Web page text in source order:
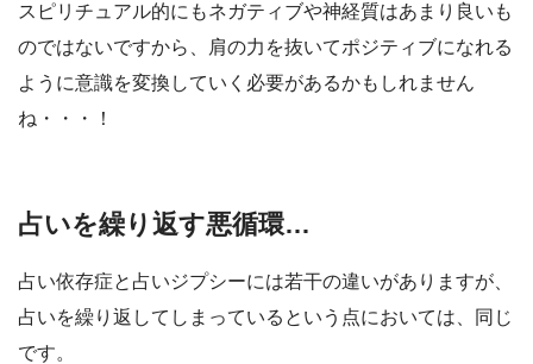
スピリチュアル的にもネガティブや神経質はあまり良いも
のではないですから、肩の力を抜いてポジティブになれる
ように意識を変換していく必要があるかもしれません
ね・・・！
占いを繰り返す悪循環…
占い依存症と占いジプシーには若干の違いがありますが、
占いを繰り返してしまっているという点においては、同じ
です。